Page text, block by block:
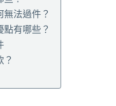
無法過件？
點有哪些？
？